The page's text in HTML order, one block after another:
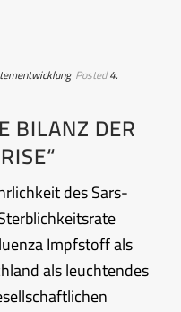
Posted4.
BILANZ DER
des Sars-
Impfstoff als
als leuchtendes